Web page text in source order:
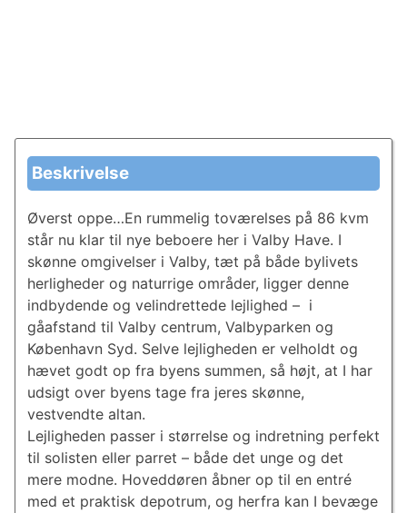
Beskrivelse
Øverst oppe…En rummelig toværelses på 86 kvm
står nu klar til nye beboere her i Valby Have. I
skønne omgivelser i Valby, tæt på både bylivets
herligheder og naturrige områder, ligger denne
indbydende og velindrettede lejlighed – i
gåafstand til Valby centrum, Valbyparken og
København Syd. Selve lejligheden er velholdt og
hævet godt op fra byens summen, så højt, at I har
udsigt over byens tage fra jeres skønne,
vestvendte altan.
Lejligheden passer i størrelse og indretning perfekt
til solisten eller parret – både det unge og det
mere modne. Hoveddøren åbner op til en entré
med et praktisk depotrum, og herfra kan I bevæge